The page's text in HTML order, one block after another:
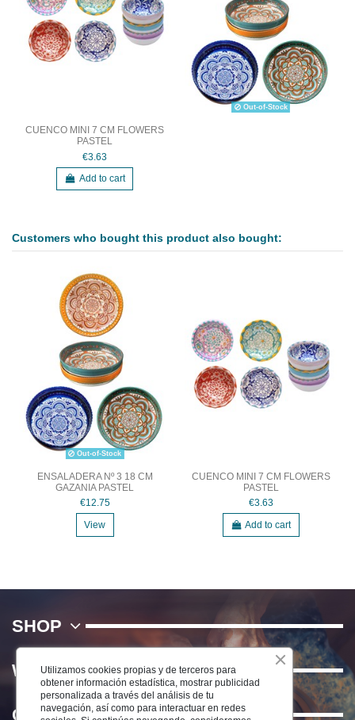
CUENCO MINI 7 CM FLOWERS
PASTEL
€3.63
Add to cart
Out-of-Stock
Customers who bought this product also bought:
Out-of-Stock
ENSALADERA Nº 3 18 CM
GAZANIA PASTEL
€12.75
View
CUENCO MINI 7 CM FLOWERS
PASTEL
€3.63
Add to cart
SHOP
WE
Contact us
Utilizamos cookies propias y de terceros para
obtener información estadística, mostrar publicidad
personalizada a través del análisis de tu
navegación, así como para interactuar en redes